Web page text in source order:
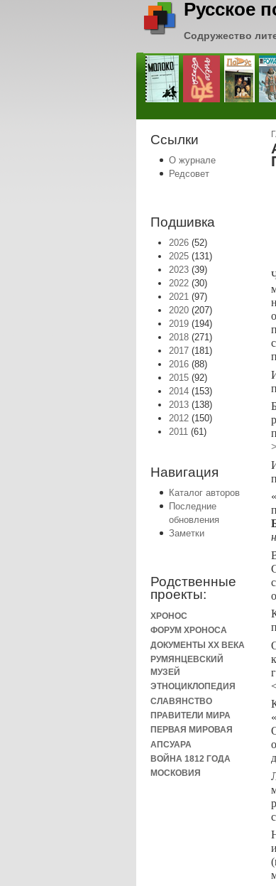
Русское
Содружество
Ссылки
О журнале
Редсовет
Подшивка
2026 (52)
2025 (131)
2023 (39)
2022 (30)
2021 (97)
2020 (207)
2019 (194)
2018 (271)
2017 (181)
2016 (88)
2015 (92)
2014 (153)
2013 (138)
2012 (150)
2011 (61)
Навигация
Каталог авторов
Последние
обновления
Заметки
Родственные
проекты:
ХРОНОС
ФОРУМ ХРОНОСА
ДОКУМЕНТЫ XX ВЕКА
РУМЯНЦЕВСКИЙ
МУЗЕЙ
ЭТНОЦИКЛОПЕДИЯ
СЛАВЯНСТВО
ПРАВИТЕЛИ МИРА
ПЕРВАЯ МИРОВАЯ
АПСУАРА
ВОЙНА 1812 ГОДА
МОСКОВИЯ